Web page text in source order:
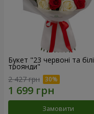
Букет "23 червоні та білі
троянди"
2 427 грн
Замовити